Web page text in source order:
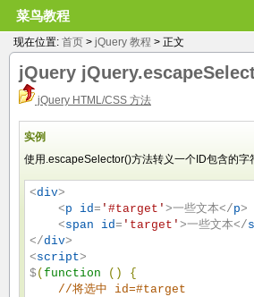
菜鸟教程
现在位置: 首页 > jQuery 教程 > 正文
jQuery
jQuery HTML/CSS 方法
实例
使用.escapeSelector()方法转义一个ID包含的字
<div>
    <
p id= ' #target ' >一些文本</p>
    <
span id= ' target ' >一些文本</
</div>
<script>
$( function ( )
{
//将选中 id=#target